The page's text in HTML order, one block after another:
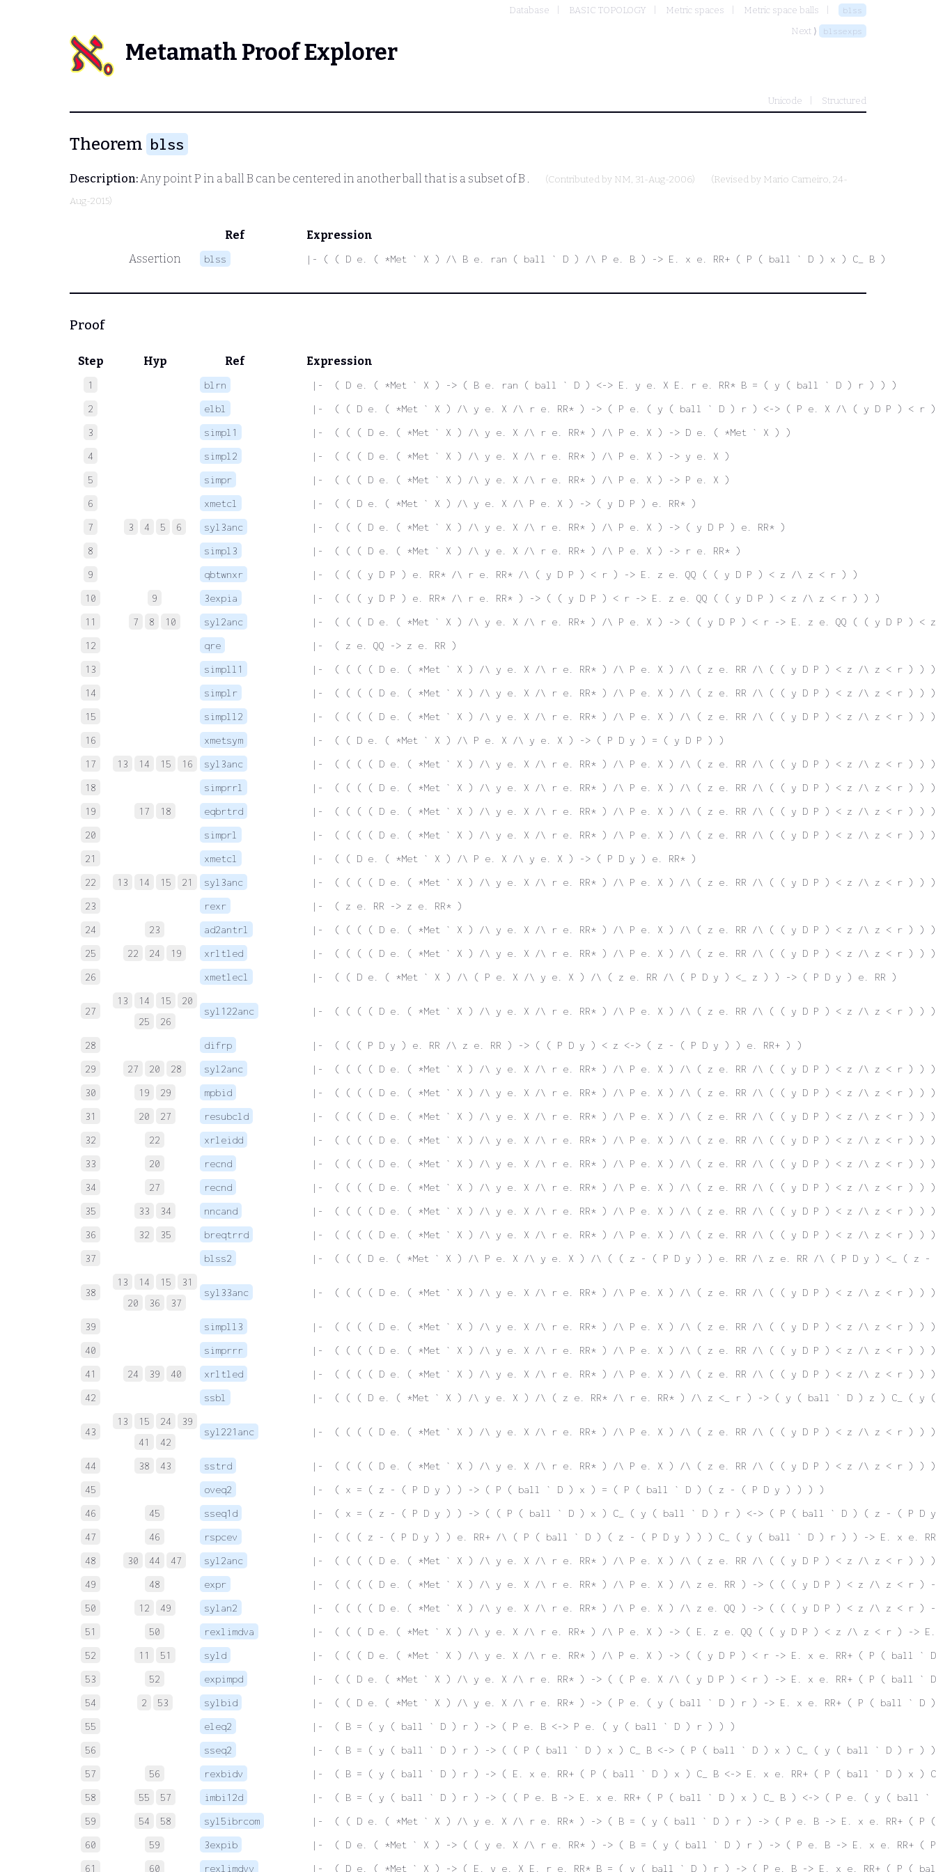
Database BASIC TOPOLOGY Metric spaces Metric space balls blss
Next ⟩ blssexps
Metamath Proof Explorer
Unicode Structured
Theorem blss
Description:Any pointP in a ball B can be centered in another ball that is a subset ofB . (Contributed by NM, 31-Aug-2006) (Revised by Mario Carneiro, 24-
Aug-2015)
Ref
Expression
Assertion
blss |- ( ( D e. ( *Met ` X ) /\ B e. ran ( ball ` D ) /\ P e. B ) -> E. x e. RR+ ( P ( ball ` D ) x ) C_ B )
Proof
Step Hyp Ref Expression
1 blrn
|-  ( D e. ( *Met ` X ) -> ( B e. ran ( ball ` D ) <-> E. y e. X E. r e. RR* B = ( y ( ball ` D ) r ) ) )
2
elbl
|-  ( ( D e. ( *Met ` X ) /\ y e. X /\ r e. RR* ) -> ( P e. ( y ( ball ` D ) r ) <-> ( P e. X /\ ( y D P ) < r
3
simpl1
|-  ( ( ( D e. ( *Met ` X ) /\ y e. X /\ r e. RR* ) /\ P e. X ) -> D e. ( *Met ` X ) )
4
simpl2
|-  ( ( ( D e. ( *Met ` X ) /\ y e. X /\ r e. RR* ) /\ P e. X ) -> y e. X )
5
simpr
|-  ( ( ( D e. ( *Met ` X ) /\ y e. X /\ r e. RR* ) /\ P e. X ) -> P e. X )
6
xmetcl
|-  ( ( D e. ( *Met ` X ) /\ y e. X /\ P e. X ) -> ( y D P ) e. RR* )
7
3 4 5 6 syl3anc
|-  ( ( ( D e. ( *Met ` X ) /\ y e. X /\ r e. RR* ) /\ P e. X ) -> ( y D P ) e. RR* )
8
simpl3
|-  ( ( ( D e. ( *Met ` X ) /\ y e. X /\ r e. RR* ) /\ P e. X ) -> r e. RR* )
9
qbtwnxr
|-  ( ( ( y D P ) e. RR* /\ r e. RR* /\ ( y D P ) < r ) -> E. z e. QQ ( ( y D P ) < z /\ z < r ) )
10
9 3expia
|-  ( ( ( y D P ) e. RR* /\ r e. RR* ) -> ( ( y D P ) < r -> E. z e. QQ ( ( y D P ) < z /\ z < r ) ) )
11
7 8 10 syl2anc
|-  ( ( ( D e. ( *Met ` X ) /\ y e. X /\ r e. RR* ) /\ P e. X ) -> ( ( y D P ) < r -> E. z e. QQ ( ( y D P )
12
qre
|-  ( z e. QQ -> z e. RR )
13
simpll1
|-  ( ( ( ( D e. ( *Met ` X ) /\ y e. X /\ r e. RR* ) /\ P e. X ) /\ ( z e. RR /\ ( ( y D P ) < z /\ z < r ) ) )
14
simplr
|-  ( ( ( ( D e. ( *Met ` X ) /\ y e. X /\ r e. RR* ) /\ P e. X ) /\ ( z e. RR /\ ( ( y D P ) < z /\ z < r ) ) )
15
simpll2
|-  ( ( ( ( D e. ( *Met ` X ) /\ y e. X /\ r e. RR* ) /\ P e. X ) /\ ( z e. RR /\ ( ( y D P ) < z /\ z < r ) ) )
16
xmetsym
|-  ( ( D e. ( *Met ` X ) /\ P e. X /\ y e. X ) -> ( P D y ) = ( y D P ) )
17
13 14 15 16 syl3anc
|-  ( ( ( ( D e. ( *Met ` X ) /\ y e. X /\ r e. RR* ) /\ P e. X ) /\ ( z e. RR /\ ( ( y D P ) < z /\ z < r ) ) )
18
simprrl
|-  ( ( ( ( D e. ( *Met ` X ) /\ y e. X /\ r e. RR* ) /\ P e. X ) /\ ( z e. RR /\ ( ( y D P ) < z /\ z < r ) ) )
19
17 18 eqbrtrd
|-  ( ( ( ( D e. ( *Met ` X ) /\ y e. X /\ r e. RR* ) /\ P e. X ) /\ ( z e. RR /\ ( ( y D P ) < z /\ z < r ) ) )
20
simprl
|-  ( ( ( ( D e. ( *Met ` X ) /\ y e. X /\ r e. RR* ) /\ P e. X ) /\ ( z e. RR /\ ( ( y D P ) < z /\ z < r ) ) )
21
xmetcl
|-  ( ( D e. ( *Met ` X ) /\ P e. X /\ y e. X ) -> ( P D y ) e. RR* )
22
13 14 15 21 syl3anc
|-  ( ( ( ( D e. ( *Met ` X ) /\ y e. X /\ r e. RR* ) /\ P e. X ) /\ ( z e. RR /\ ( ( y D P ) < z /\ z < r ) ) )
23
rexr
|-  ( z e. RR -> z e. RR* )
24
23 ad2antrl
|-  ( ( ( ( D e. ( *Met ` X ) /\ y e. X /\ r e. RR* ) /\ P e. X ) /\ ( z e. RR /\ ( ( y D P ) < z /\ z < r ) ) )
25
22 24 19 xrltled
|-  ( ( ( ( D e. ( *Met ` X ) /\ y e. X /\ r e. RR* ) /\ P e. X ) /\ ( z e. RR /\ ( ( y D P ) < z /\ z < r ) ) )
26
xmetlecl |-  ( ( D e. ( *Met ` X ) /\ ( P e. X /\ y e. X ) /\ ( z e. RR /\ ( P D y ) <_ z ) ) -> ( P D y ) e. RR )
27
13 14 15
20
25
26
syl122anc |-  ( ( ( ( D e. ( *Met ` X ) /\ y e. X /\ r e. RR* ) /\ P e. X ) /\ ( z e. RR /\ ( ( y D P ) < z /\ z < r ) ) )
28 difrp
|-  ( ( ( P D y ) e. RR /\ z e. RR ) -> ( ( P D y ) < z <-> ( z - ( P D y ) ) e. RR+ ) )
29
27 20 28 syl2anc
|-  ( ( ( ( D e. ( *Met ` X ) /\ y e. X /\ r e. RR* ) /\ P e. X ) /\ ( z e. RR /\ ( ( y D P ) < z /\ z < r ) ) )
30
19 29 mpbid
|-  ( ( ( ( D e. ( *Met ` X ) /\ y e. X /\ r e. RR* ) /\ P e. X ) /\ ( z e. RR /\ ( ( y D P ) < z /\ z < r ) ) )
31
20 27 resubcld
|-  ( ( ( ( D e. ( *Met ` X ) /\ y e. X /\ r e. RR* ) /\ P e. X ) /\ ( z e. RR /\ ( ( y D P ) < z /\ z < r ) ) )
32
22 xrleidd
|-  ( ( ( ( D e. ( *Met ` X ) /\ y e. X /\ r e. RR* ) /\ P e. X ) /\ ( z e. RR /\ ( ( y D P ) < z /\ z < r ) ) )
33
20 recnd
|-  ( ( ( ( D e. ( *Met ` X ) /\ y e. X /\ r e. RR* ) /\ P e. X ) /\ ( z e. RR /\ ( ( y D P ) < z /\ z < r ) ) )
34
27 recnd
|-  ( ( ( ( D e. ( *Met ` X ) /\ y e. X /\ r e. RR* ) /\ P e. X ) /\ ( z e. RR /\ ( ( y D P ) < z /\ z < r ) ) )
35
33 34 nncand
|-  ( ( ( ( D e. ( *Met ` X ) /\ y e. X /\ r e. RR* ) /\ P e. X ) /\ ( z e. RR /\ ( ( y D P ) < z /\ z < r ) )
36
32 35 breqtrrd
|-  ( ( ( ( D e. ( *Met ` X ) /\ y e. X /\ r e. RR* ) /\ P e. X ) /\ ( z e. RR /\ ( ( y D P ) < z /\ z < r ) )
37
blss2 |-  ( ( ( D e. ( *Met ` X ) /\ P e. X /\ y e. X ) /\ ( ( z - ( P D y ) ) e. RR /\ z e. RR /\ ( P D y ) <_ (
38
13 14 15
31
20
36 37
syl33anc |-  ( ( ( ( D e. ( *Met ` X ) /\ y e. X /\ r e. RR* ) /\ P e. X ) /\ ( z e. RR /\ ( ( y D P ) < z /\ z < r )
39 simpll3
|-  ( ( ( ( D e. ( *Met ` X ) /\ y e. X /\ r e. RR* ) /\ P e. X ) /\ ( z e. RR /\ ( ( y D P ) < z /\ z < r ) ) )
40
simprrr
|-  ( ( ( ( D e. ( *Met ` X ) /\ y e. X /\ r e. RR* ) /\ P e. X ) /\ ( z e. RR /\ ( ( y D P ) < z /\ z < r ) )
41
24 39 40 xrltled
|-  ( ( ( ( D e. ( *Met ` X ) /\ y e. X /\ r e. RR* ) /\ P e. X ) /\ ( z e. RR /\ ( ( y D P ) < z /\ z < r ) )
42
ssbl |-  ( ( ( D e. ( *Met ` X ) /\ y e. X ) /\ ( z e. RR* /\ r e. RR* ) /\ z <_ r ) -> ( y ( ball ` D ) z ) C_ (
43
13 15 24
39
41
42
syl221anc |-  ( ( ( ( D e. ( *Met ` X ) /\ y e. X /\ r e. RR* ) /\ P e. X ) /\ ( z e. RR /\ ( ( y D P ) < z /\ z < r )
44 38 43 sstrd
|-  ( ( ( ( D e. ( *Met ` X ) /\ y e. X /\ r e. RR* ) /\ P e. X ) /\ ( z e. RR /\ ( ( y D P ) < z /\ z < r )
45
oveq2
|-  ( x = ( z - ( P D y ) ) -> ( P ( ball ` D ) x ) = ( P ( ball ` D ) ( z - ( P D y ) ) ) )
46
45 sseq1d
|-  ( x = ( z - ( P D y ) ) -> ( ( P ( ball ` D ) x ) C_ ( y ( ball ` D ) r ) <-> ( P ( ball ` D ) ( z - ( P
47
46 rspcev
|-  ( ( ( z - ( P D y ) ) e. RR+ /\ ( P ( ball ` D ) ( z - ( P D y ) ) ) C_ ( y ( ball ` D ) r ) ) -> E. x e.
48
30 44 47 syl2anc
|-  ( ( ( ( D e. ( *Met ` X ) /\ y e. X /\ r e. RR* ) /\ P e. X ) /\ ( z e. RR /\ ( ( y D P ) < z /\ z < r ) )
49
48 expr
|-  ( ( ( ( D e. ( *Met ` X ) /\ y e. X /\ r e. RR* ) /\ P e. X ) /\ z e. RR ) -> ( ( ( y D P ) < z /\ z < r )
50
12 49 sylan2
|-  ( ( ( ( D e. ( *Met ` X ) /\ y e. X /\ r e. RR* ) /\ P e. X ) /\ z e. QQ ) -> ( ( ( y D P ) < z /\ z < r )
51
50 rexlimdva
|-  ( ( ( D e. ( *Met ` X ) /\ y e. X /\ r e. RR* ) /\ P e. X ) -> ( E. z e. QQ ( ( y D P ) < z /\ z < r ) ->
52
11 51 syld
|-  ( ( ( D e. ( *Met ` X ) /\ y e. X /\ r e. RR* ) /\ P e. X ) -> ( ( y D P ) < r -> E. x e. RR+ ( P ( ball
53
52 expimpd
|-  ( ( D e. ( *Met ` X ) /\ y e. X /\ r e. RR* ) -> ( ( P e. X /\ ( y D P ) < r ) -> E. x e. RR+ ( P ( ball
54
2 53 sylbid
|-  ( ( D e. ( *Met ` X ) /\ y e. X /\ r e. RR* ) -> ( P e. ( y ( ball ` D ) r ) -> E. x e. RR+ ( P ( ball `
55
eleq2
|-  ( B = ( y ( ball ` D ) r ) -> ( P e. B <-> P e. ( y ( ball ` D ) r ) ) )
56
sseq2
|-  ( B = ( y ( ball ` D ) r ) -> ( ( P ( ball ` D ) x ) C_ B <-> ( P ( ball ` D ) x ) C_ ( y ( ball ` D ) r )
57
56 rexbidv
|-  ( B = ( y ( ball ` D ) r ) -> ( E. x e. RR+ ( P ( ball ` D ) x ) C_ B <-> E. x e. RR+ ( P ( ball ` D ) x
58
55 57 imbi12d
|-  ( B = ( y ( ball ` D ) r ) -> ( ( P e. B -> E. x e. RR+ ( P ( ball ` D ) x ) C_ B ) <-> ( P e. ( y (
59
54 58 syl5ibrcom
|-  ( ( D e. ( *Met ` X ) /\ y e. X /\ r e. RR* ) -> ( B = ( y ( ball ` D ) r ) -> ( P e. B -> E. x e. RR+ ( P
60
59 3expib
|-  ( D e. ( *Met ` X ) -> ( ( y e. X /\ r e. RR* ) -> ( B = ( y ( ball ` D ) r ) -> ( P e. B -> E. x e. RR+ (
61
60 rexlimdvv |-  ( D e. ( *Met ` X ) -> ( E. y e. X E. r e. RR* B = ( y ( ball ` D ) r ) -> ( P e. B -> E. x e. RR+ ( P (